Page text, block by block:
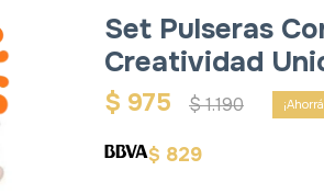
Set Pulseras
Creatividad
$ 975 $1.190
$ 829